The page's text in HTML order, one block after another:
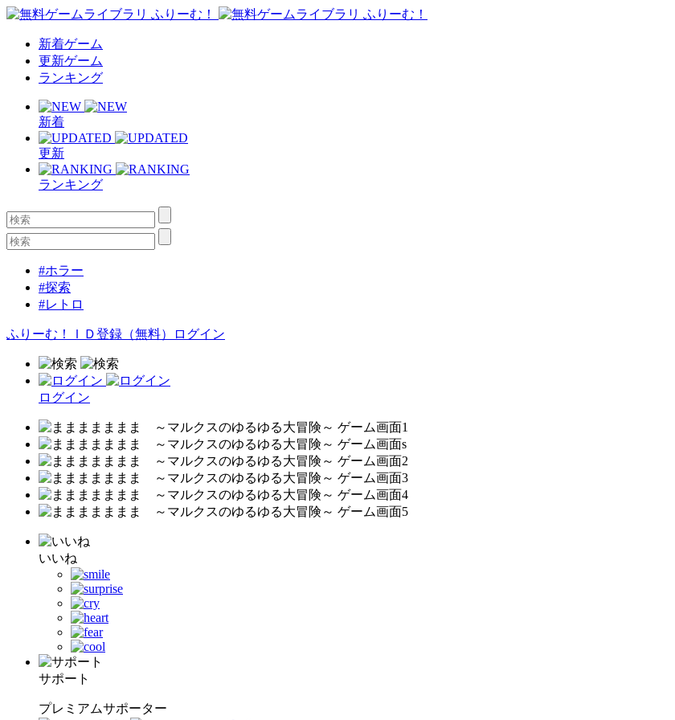
新着ゲーム
更新ゲーム
ランキング
新着
更新
ランキング
#ホラー
#探索
#レトロ
ふりーむ！ＩＤ登録（無料） ログイン
ログイン
いいね
サポート
プレミアムサポーター